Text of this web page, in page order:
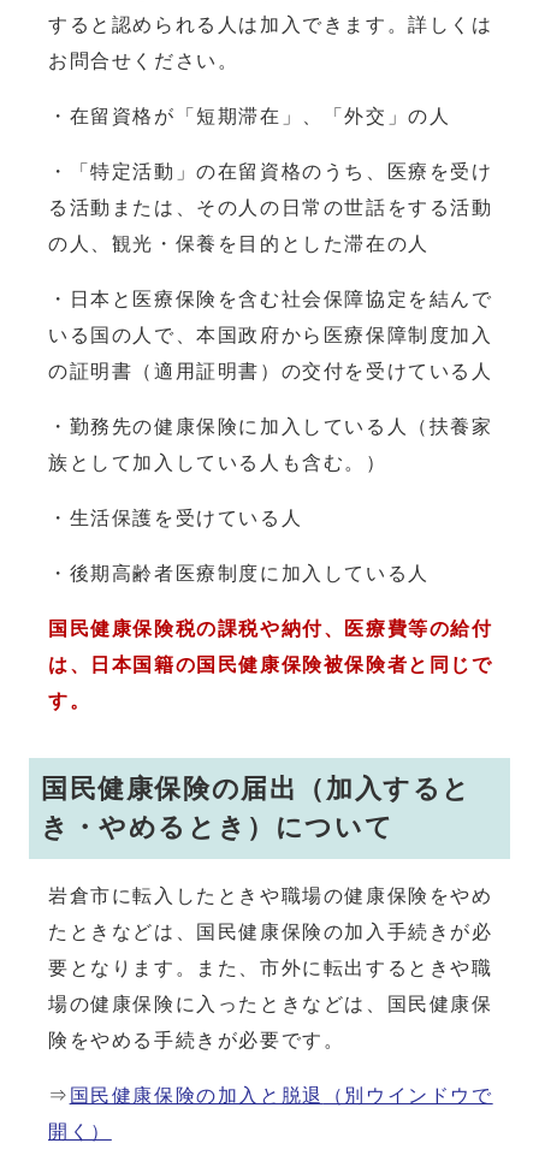
すると認められる人は加入できます。詳しくは
お問合せください。
・在留資格が「短期滞在」、「外交」の人
・「特定活動」の在留資格のうち、医療を受け
る活動または、その人の日常の世話をする活動
の人、観光・保養を目的とした滞在の人
・日本と医療保険を含む社会保障協定を結んで
いる国の人で、本国政府から医療保障制度加入
の証明書（適用証明書）の交付を受けている人
・勤務先の健康保険に加入している人（扶養家
族として加入している人も含む。）
・生活保護を受けている人
・後期高齢者医療制度に加入している人
国民健康保険税の課税や納付、医療費等の給付
は、日本国籍の国民健康保険被保険者と同じで
す。
国民健康保険の届出（加入すると
き・やめるとき）について
岩倉市に転入したときや職場の健康保険をやめ
たときなどは、国民健康保険の加入手続きが必
要となります。また、市外に転出するときや職
場の健康保険に入ったときなどは、国民健康保
険をやめる手続きが必要です。
⇒ 国民健康保険の加入と脱退
（別ウインドウで
開く）